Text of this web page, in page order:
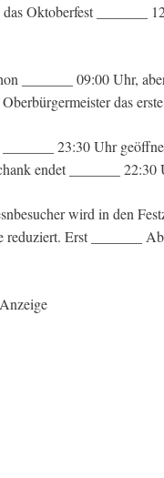
Oktoberfest _______
_______ 09:00 Uhr,
das
23:30 Uhr
endet _______ 22:30
wird in den
Erst _______
Anzeige